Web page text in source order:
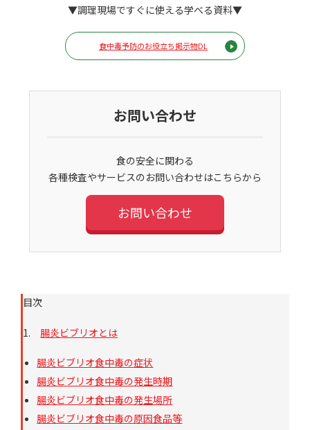
▼調理現場ですぐに使える学べる資料▼
食中毒予防のお役立ち掲示物DL
お問い合わせ
食の安全に関わる
各種検査やサービスのお問い合わせはこちらから
お問い合わせ
目次
1. 腸炎ビブリオとは
腸炎ビブリオ食中毒の症状
腸炎ビブリオ食中毒の発生時期
腸炎ビブリオ食中毒の発生場所
腸炎ビブリオ食中毒の原因食品等